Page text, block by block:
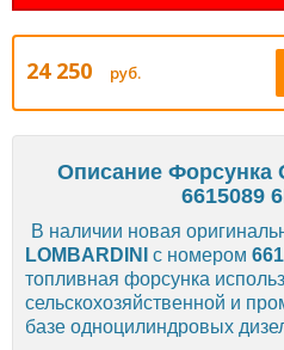
24 250 руб.
Описание Форсунка
6615089
В наличии новая
LOMBARDINI
с номером
топливная форсунка
сельскохозяйственной и
базе одноцилиндровых